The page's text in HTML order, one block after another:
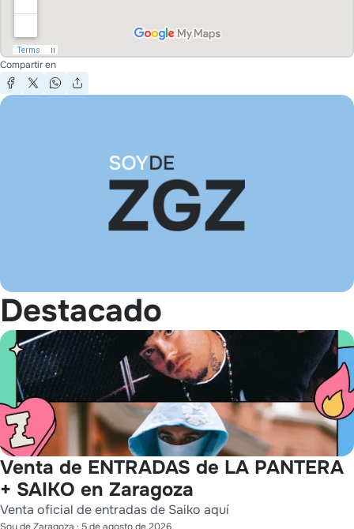
Compartir en
Destacado
Venta de ENTRADAS de LA PANTERA
+ SAIKO en Zaragoza
Venta oficial de entradas de Saiko aquí